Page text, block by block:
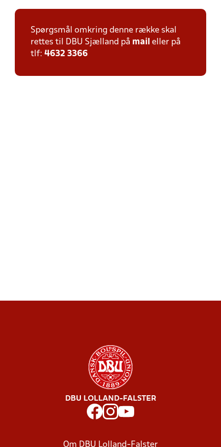
Spørgsmål omkring denne række skal
rettes til DBU Sjælland på mail eller på
tlf: 4632 3366
DBU LOLLAND-FALSTER
Om DBU Lolland-Falster